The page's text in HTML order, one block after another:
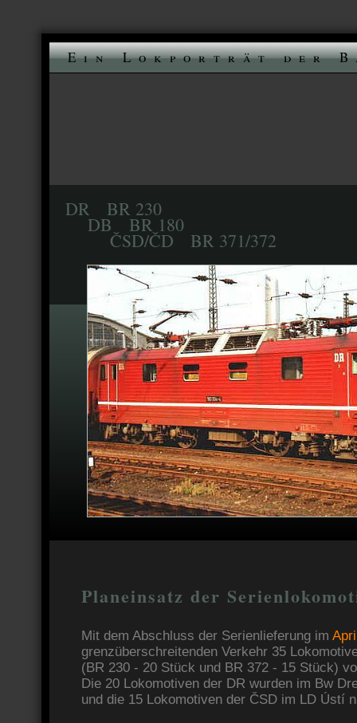
Ein Lokporträt der
DR BR 230
DB BR 180
ČSD/ČD BR 371/372
Planeinsatz der
Mit dem Abschluss der Serienlieferung im
grenzüberschreitenden Verkehr 35
(BR 230 - 20 Stück und BR 372 - 15 Stück)
Die 20 Lokomotiven der DR wurden im Bw
und die 15 Lokomotiven der ČSD im LD Ústí